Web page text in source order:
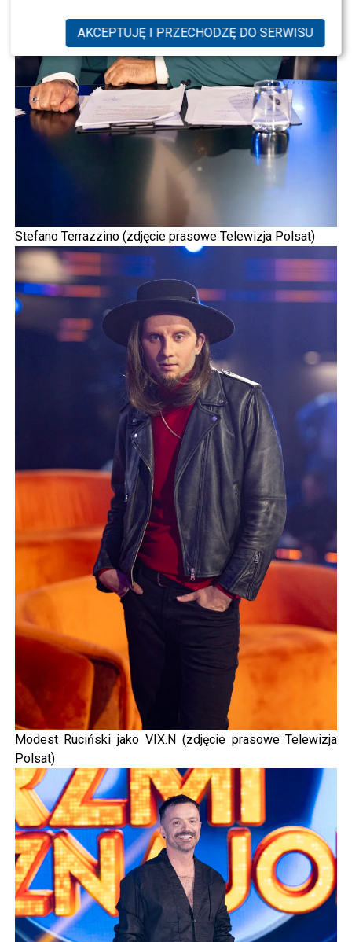
AKCEPTUJĘ I PRZECHODZĘ DO SERWISU
Stefano Terrazzino (zdjęcie prasowe Telewizja Polsat)
Modest Ruciński jako VIX.N (zdjęcie prasowe Telewizja
Polsat)